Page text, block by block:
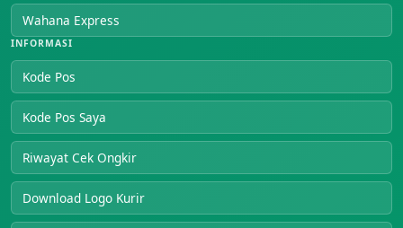
Wahana Express
INFORMASI
Kode Pos
Kode Pos Saya
Riwayat Cek Ongkir
Download Logo Kurir